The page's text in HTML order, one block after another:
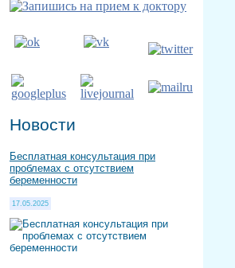
Новости
Бесплатная консультация при
проблемах с отсутствием
беременности
17.05.2025